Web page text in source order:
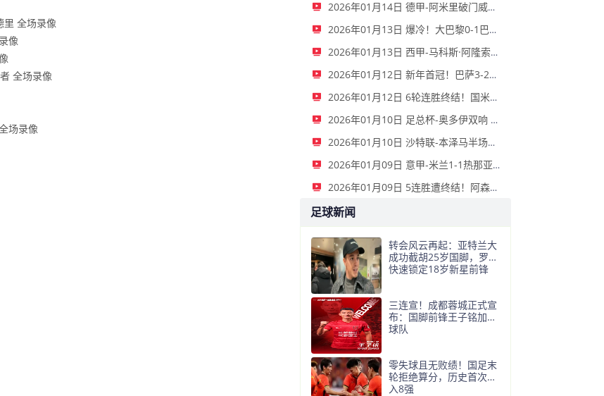
里 全场录像
像
全场录像
场录像
2026年01月14日 德甲-阿米里破门威德默建功 美因茨2-1海登海姆
2026年01月13日 爆冷！大巴黎0-1巴黎FC止步法国杯32强 登贝莱失单刀埃梅里中框
2026年01月13日 西甲-马科斯·阿隆索点射制胜 塞尔塔客场1-0塞维利亚
2026年01月12日 新年首冠！巴萨3-2皇马卫冕西超杯 拉菲尼亚双响维尼修斯一条龙
2026年01月12日 6轮连胜终结！国米2-2那不勒斯 麦克托米奈双响恰20点射孔蒂染红
2026年01月10日 足总杯-奥多伊双响 点球大战诺丁汉森林6-7雷克瑟姆
2026年01月10日 沙特联-本泽马半场戴帽 吉达联合4-0拉斯永恒
2026年01月09日 意甲-米兰1-1热那亚落后榜首3分 莱奥补时绝平普利西奇进球被吹
2026年01月09日 5连胜遭终结！阿森纳0-0利物浦 布拉德利中框+伤退因卡皮耶伤退
足球新闻
转会风云再起：亚特兰大
成功截胡25岁国脚，罗马
快速锁定18岁新星前锋
三连宣！成都蓉城正式宣
布：国脚前锋王子铭加盟
球队
零失球且无败绩！国足末
轮拒绝算分，历史首次进
入8强